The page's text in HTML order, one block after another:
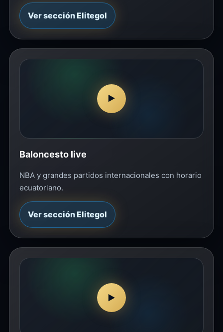
Ver sección Elitegol
▶
Baloncesto live
NBA y grandes partidos internacionales con horario
ecuatoriano.
Ver sección Elitegol
▶